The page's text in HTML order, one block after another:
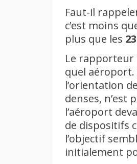
Faut-il
c’est moins
plus que les
Le rapporteur
quel
l’orientation
denses, n’est
l’aéroport
de dispositifs
l’objectif
initialement